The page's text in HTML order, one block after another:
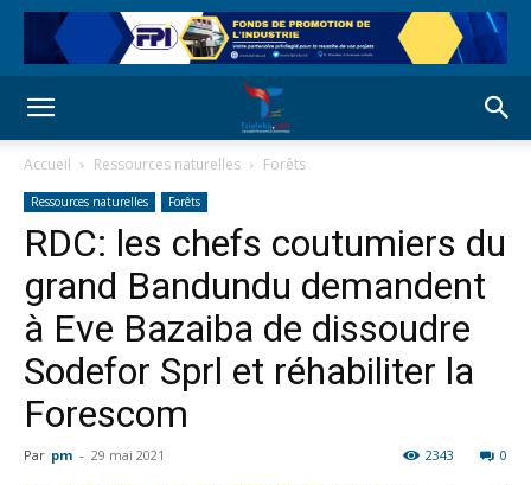
Accueil Ressources naturelles Forêts
Ressources naturelles Forêts
RDC: les chefs coutumiers du
grand Bandundu demandent
à Eve Bazaiba de dissoudre
Sodefor Sprl et réhabiliter la
Forescom
Par pm - 29 mai 2021 0
2343